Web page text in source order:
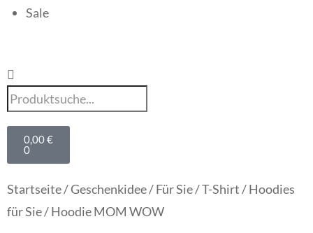
Sale
0,00€
0
Startseite/Geschenkidee/Für Sie/T-Shirt / Hoodies
für Sie/ Hoodie MOM WOW